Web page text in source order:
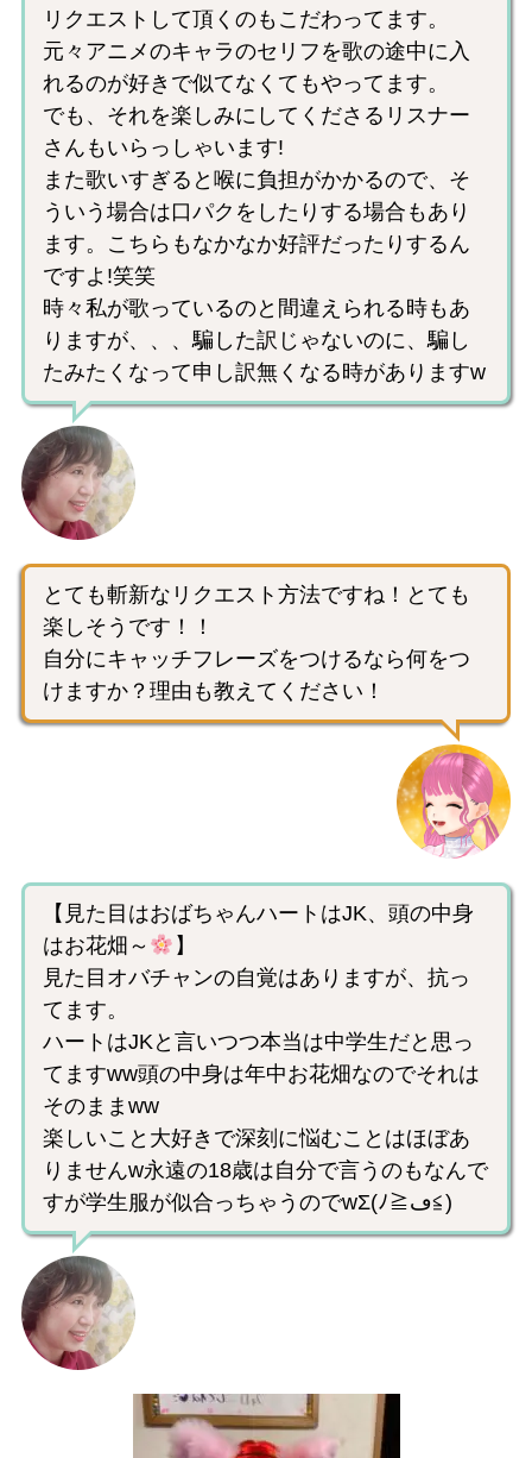
リクエストして頂くのもこだわってます。
元々アニメのキャラのセリフを歌の途中に入
れるのが好きで似てなくてもやってます。
でも、それを楽しみにしてくださるリスナー
さんもいらっしゃいます!
また歌いすぎると喉に負担がかかるので、そ
ういう場合は口パクをしたりする場合もあり
ます。こちらもなかなか好評だったりするん
ですよ!笑笑
時々私が歌っているのと間違えられる時もあ
りますが、、、騙した訳じゃないのに、騙し
たみたくなって申し訳無くなる時がありますw
とても斬新なリクエスト方法ですね！とても
楽しそうです！！
自分にキャッチフレーズをつけるなら何をつ
けますか？理由も教えてください！
【見た目はおばちゃんハートはJK、頭の中身
はお花畑～
】
見た目オバチャンの自覚はありますが、抗っ
てます。
ハートはJKと言いつつ本当は中学生だと思っ
てますww頭の中身は年中お花畑なのでそれは
そのままww
楽しいこと大好きで深刻に悩むことはほぼあ
りませんw永遠の18歳は自分で言うのもなんで
すが学生服が似合っちゃうのでwΣ(ﾉ≧ڡ≦)